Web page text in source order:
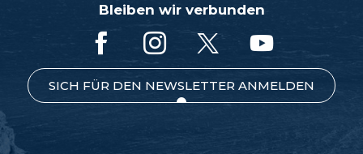
Bleiben wir verbunden
SICH FÜR DEN NEWSLETTER ANMELDEN